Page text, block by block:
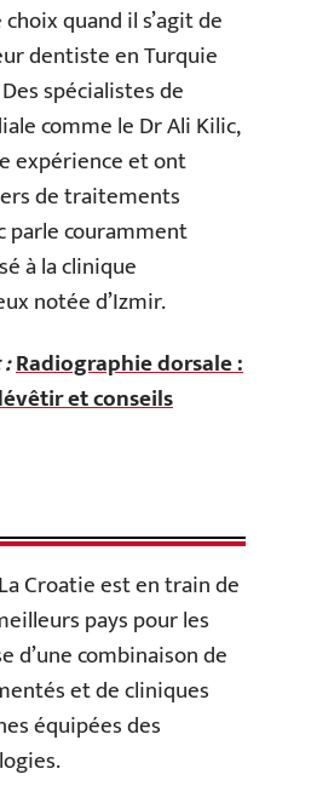
quand il s’agit de
dentiste en Turquie
spécialistes de
comme le Dr Ali Kilic,
expérience et ont
de traitements
parle couramment
à la clinique
notée d’Izmir.
Radiographie dorsale :
et conseils
Croatie est en train de
pays pour les
d’une combinaison de
et de cliniques
équipées des